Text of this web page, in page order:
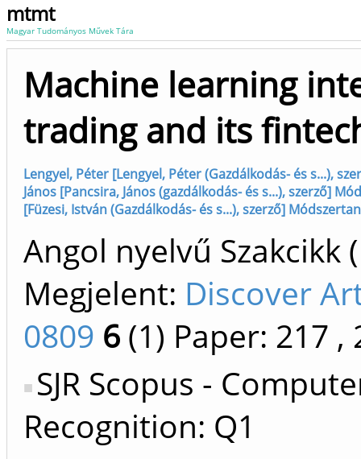
mtmt
Magyar Tudományos Művek Tára
Machine learning
trading and its
Lengyel, Péter [Lengyel, Péter (Gazdálkodás- és s...),
János [Pancsira, János (gazdálkodás- és s...), szerző]
[Füzesi, István (Gazdálkodás- és s...), szerző]
Angol nyelvű
Megjelent: Discover
0809 6 (1) Paper: 217 ,
SJR Scopus -
Recognition: Q1